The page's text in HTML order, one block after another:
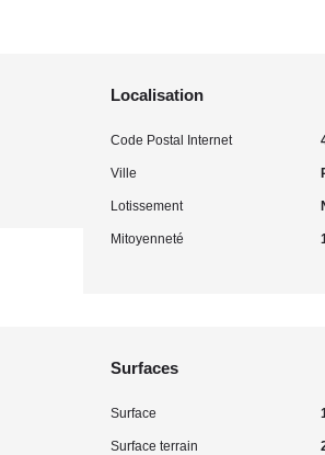
Localisation
Code Postal Internet
Ville
Lotissement
Mitoyenneté
Surfaces
Surface
Surface terrain